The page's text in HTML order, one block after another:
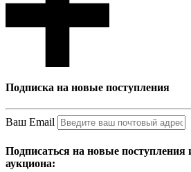
Подписка на новые поступления
Ваш Email
Подписаться на новые поступления
аукциона: